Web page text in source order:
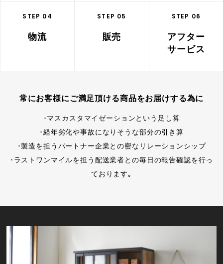
STEP 04
物流
STEP 05
販売
STEP 06
アフター
サービス
常にお客様にご満足頂ける商品をお届けする為に
･マスカスタマイゼーションという足し算
･経年劣化や事故になりそうな部分の引き算
･製造を担うパートナー企業との密なリレーションシップ
･ラストワンマイルを担う配送業者との毎日の報告確認を行っ
ております｡